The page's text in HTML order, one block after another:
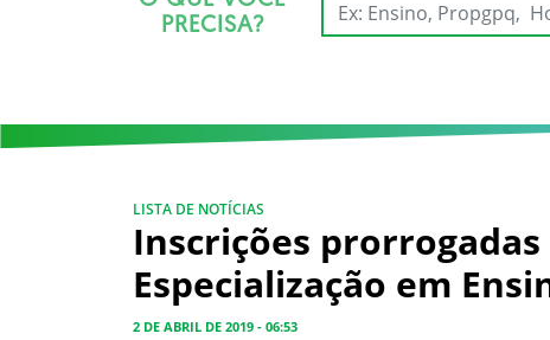
PRECISA?
LISTA DE NOTÍCIAS
Inscrições
Especialização em
2 DE ABRIL DE 2019 - 06:53